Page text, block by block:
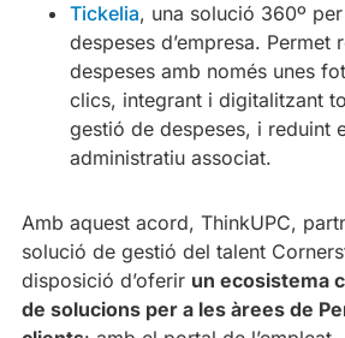
Tickelia, una solució 360º
despeses d’empresa. Permet
despeses amb només unes
clics, integrant i digitalitzant
gestió de despeses, i reduint
administratiu associat.
Amb aquest acord, ThinkUPC,
solució de gestió del talent
disposició d’oferir un ecosistema
de solucions per a les àrees de